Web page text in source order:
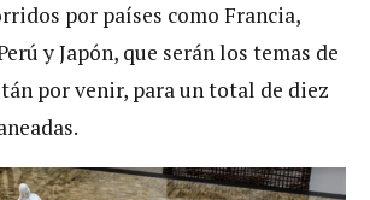
por países como Francia,
y Japón, que serán los temas de
por venir, para un total de diez